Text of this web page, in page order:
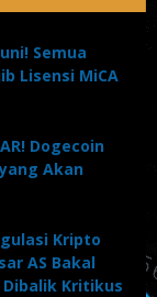
Semua
Lisensi MiCA
Dogecoin
Akan
Kripto
AS Bakal
Kritikus